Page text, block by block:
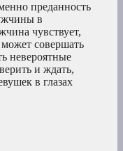
преданность
в
чувствует,
совершать
невероятные
и ждать,
в глазах